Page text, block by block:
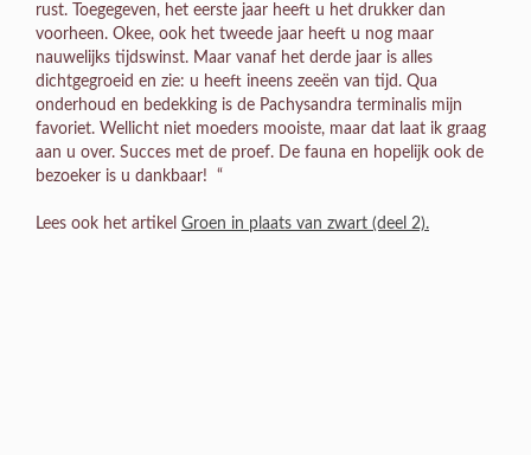
rust. Toegegeven, het eerste jaar heeft u het drukker dan
voorheen. Okee, ook het tweede jaar heeft u nog maar
nauwelijks tijdswinst. Maar vanaf het derde jaar is alles
dichtgegroeid en zie: u heeft ineens zeeën van tijd. Qua
onderhoud en bedekking is de Pachysandra terminalis mijn
favoriet. Wellicht niet moeders mooiste, maar dat laat ik graag
aan u over. Succes met de proef. De fauna en hopelijk ook de
bezoeker is u dankbaar! “
Lees ook het artikel Groen in plaats van zwart (deel 2).